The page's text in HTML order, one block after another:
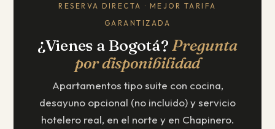
RESERVA DIRECTA · MEJOR TARIFA
GARANTIZADA
¿Vienes a Bogotá?Pregunta
por disponibilidad
Apartamentos tipo suite con cocina,
desayuno opcional (no incluido) y servicio
hotelero real, en el norte y en Chapinero.